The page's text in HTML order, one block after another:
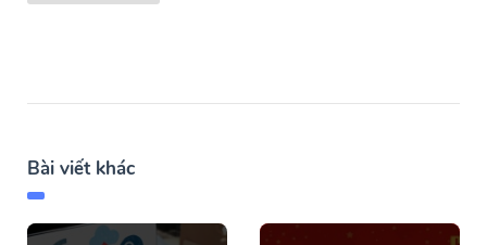
Bài viết khác